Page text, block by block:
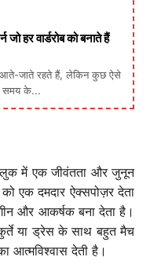
हर वार्डरोब को बनाते हैं
जाते रहते हैं, लेकिन कुछ ऐसे
समय के...
लुक में एक जीवंतता और जुनून
एक दमदार ऐक्सपोज़र देता
और आकर्षक बना देता है।
या ड्रेस के साथ बहुत मैच
देती है।